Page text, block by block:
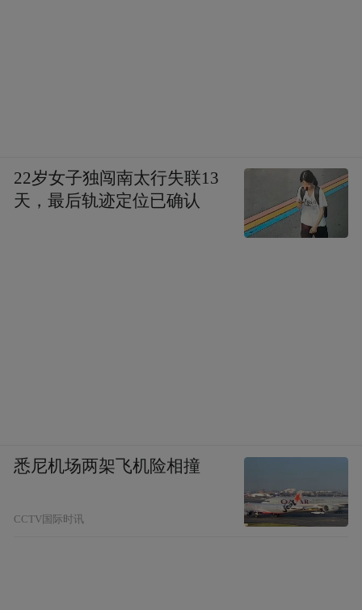
22岁女子独闯南太行失联13
天，最后轨迹定位已确认
悉尼机场两架飞机险相撞
CCTV国际时讯